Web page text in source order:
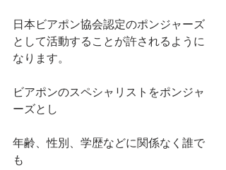
日本ビアポン協会認定のポンジャーズ
として活動することが許されるように
なります。
ビアポンのスペシャリストをポンジャ
ーズとし
年齢、性別、学歴などに関係なく誰で
も